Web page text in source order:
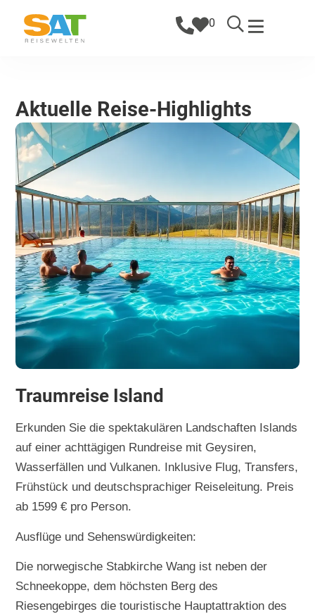
0
Aktuelle Reise-Highlights
Traumreise Island
Erkunden Sie die spektakulären Landschaften Islands
auf einer achttägigen Rundreise mit Geysiren,
Wasserfällen und Vulkanen. Inklusive Flug, Transfers,
Frühstück und deutschsprachiger Reiseleitung. Preis
ab 1599 € pro Person.
Ausflüge und Sehenswürdigkeiten:
Die norwegische Stabkirche Wang ist neben der
Schneekoppe, dem höchsten Berg des
Riesengebirges die touristische Hauptattraktion des